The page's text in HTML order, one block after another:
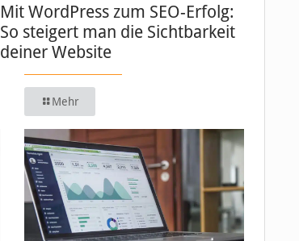
Mit WordPress zum SEO-Erfolg:
So steigert man die Sichtbarkeit
deiner Website
Mehr